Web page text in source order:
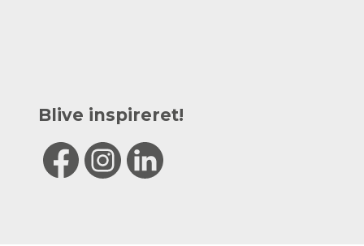
Blive inspireret!